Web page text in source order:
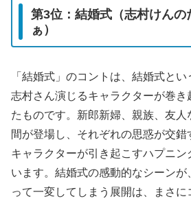
第3位：結婚式（志村けんの
ぁ）
「結婚式」のコントは、結婚式とい
志村さん演じるキャラクターが巻き
たものです。新郎新婦、親族、友人
間が登場し、それぞれの思惑が交
キャラクターが引き起こすハプニ
います。結婚式の感動的なシーンが
って一変してしまう展開は、まさ